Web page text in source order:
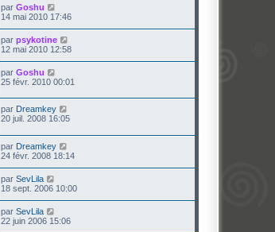
par Goshu
14 mai 2010 17:46
par psykotine
12 mai 2010 12:58
par Goshu
25 févr. 2010 00:01
par Dreamkey
20 juil. 2008 16:05
par Dreamkey
24 févr. 2008 18:14
par SevLila
18 sept. 2006 10:00
par SevLila
22 juin 2006 15:06